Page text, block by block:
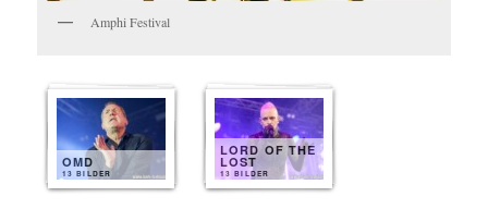
Amphi Festival
OMD
13 BILDER
LORD OF THE
LOST
13 BILDER